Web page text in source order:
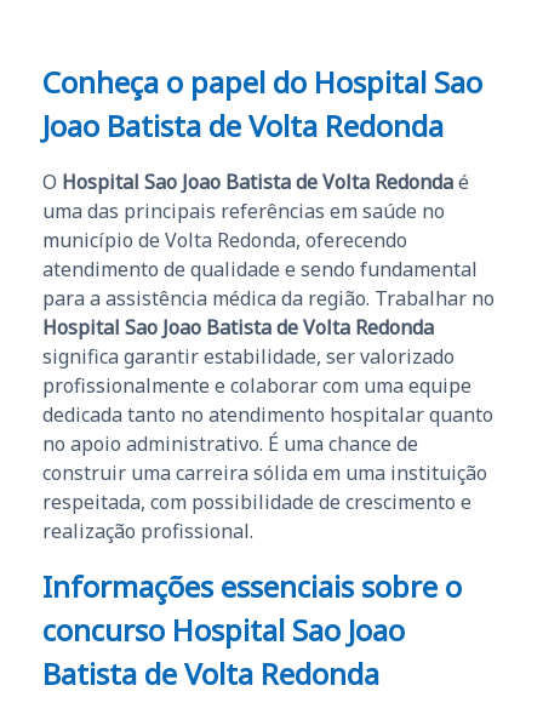
Conheça o papel do Hospital Sao
Joao Batista de Volta Redonda
O Hospital Sao Joao Batista de Volta Redondaé
uma das principais referências em saúde no
município de Volta Redonda, oferecendo
atendimento de qualidade e sendo fundamental
para a assistência médica da região. Trabalhar no
Hospital Sao Joao Batista de Volta Redonda
significa garantir estabilidade, ser valorizado
profissionalmente e colaborar com uma equipe
dedicada tanto no atendimento hospitalar quanto
no apoio administrativo. É uma chance de
construir uma carreira sólida em uma instituição
respeitada, com possibilidade de crescimento e
realização profissional.
Informações essenciais sobre o
concurso Hospital Sao Joao
Batista de Volta Redonda